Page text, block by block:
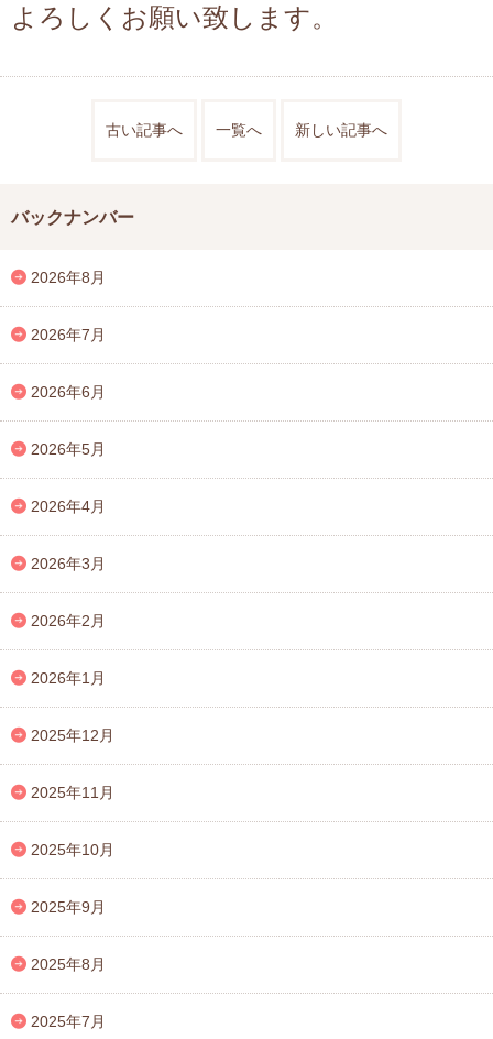
よろしくお願い致します。
古い記事へ 一覧へ 新しい記事へ
バックナンバー
2026年8月
2026年7月
2026年6月
2026年5月
2026年4月
2026年3月
2026年2月
2026年1月
2025年12月
2025年11月
2025年10月
2025年9月
2025年8月
2025年7月